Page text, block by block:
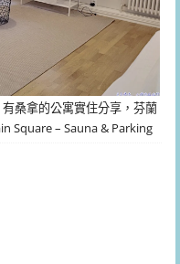
桑拿的公寓實住分享，芬蘭
Square – Sauna & Parking